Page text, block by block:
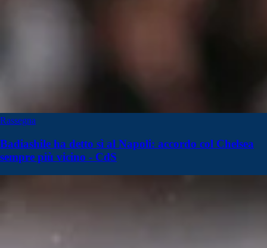
Rassegna
Badiashile ha detto sì al Napoli: accordo col Chelsea
sempre più vicino - CdS